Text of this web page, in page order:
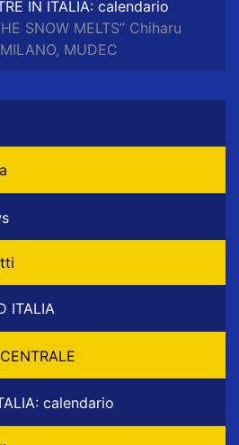
IN ITALIA: calendario
SNOW MELTS” Chiharu
MUDEC
ITALIA
CENTRALE
calendario